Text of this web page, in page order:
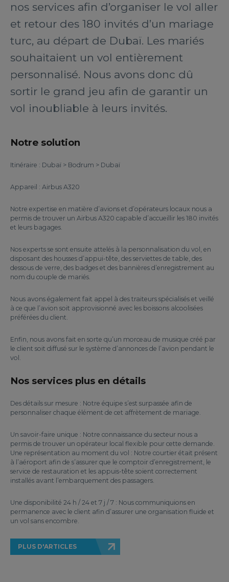
nos services afin d’organiser le vol aller
et retour des 180 invités d’un mariage
turc, au départ de Dubaï. Les mariés
souhaitaient un vol entièrement
personnalisé. Nous avons donc dû
sortir le grand jeu afin de garantir un
vol inoubliable à leurs invités.
Notre solution
Itinéraire : Dubaï > Bodrum > Dubaï
Appareil : Airbus A320
Notre expertise en matière d’avions et d’opérateurs locaux nous a
permis de trouver un Airbus A320 capable d’accueillir les 180 invités
et leurs bagages.
Nos experts se sont ensuite attelés à la personnalisation du vol, en
disposant des housses d’appui-tête, des serviettes de table, des
dessous de verre, des badges et des bannières d’enregistrement au
nom du couple de mariés.
Nous avons également fait appel à des traiteurs spécialisés et veillé
à ce que l’avion soit approvisionné avec les boissons alcoolisées
préférées du client.
Enfin, nous avons fait en sorte qu’un morceau de musique créé par
le client soit diffusé sur le système d’annonces de l’avion pendant le
vol.
Nos services plus en détails
Des détails sur mesure : Notre équipe s’est surpassée afin de
personnaliser chaque élément de cet affrètement de mariage.
Un savoir-faire unique : Notre connaissance du secteur nous a
permis de trouver un opérateur local flexible pour cette demande.
Une représentation au moment du vol : Notre courtier était présent
à l’aéroport afin de s’assurer que le comptoir d’enregistrement, le
service de restauration et les appuis-tête soient correctement
installés avant l’embarquement des passagers.
Une disponibilité 24 h / 24 et 7 j / 7 : Nous communiquions en
permanence avec le client afin d’assurer une organisation fluide et
un vol sans encombre.
PLUS D'ARTICLES